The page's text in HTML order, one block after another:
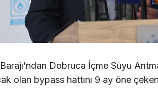
Barajı’ndan Dobruca İçme Suyu
olan bypass hattını 9 ay öne